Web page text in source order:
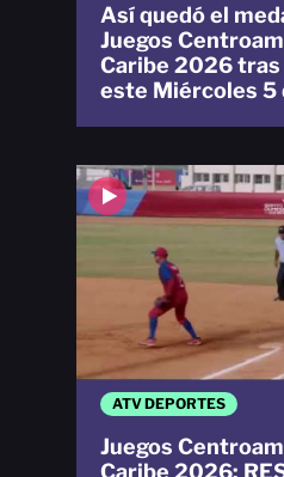
ATV DEPORTES
Juegos
Caribe 2026:
Así quedó el
Juegos
Caribe 2026 tras
este Miércoles 5